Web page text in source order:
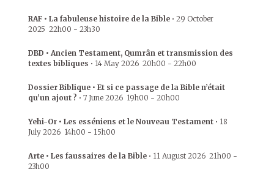
RAF • La fabuleuse histoire de la Bible • 29 October
2025 22h00 - 23h30
DBD • Ancien Testament, Qumrân et transmission des
textes bibliques • 14 May 2026 20h00 - 22h00
Dossier Biblique • Et si ce passage de la Bible n’était
qu’un ajout ? • 7 June 2026 19h00 - 20h00
Yehi-Or • Les esséniens et le Nouveau Testament • 18
July 2026 14h00 - 15h00
Arte • Les faussaires de la Bible • 11 August 2026 21h00 -
23h00